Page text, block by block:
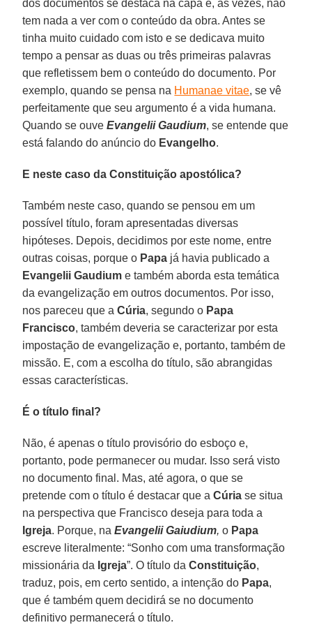
dos documentos se destaca na capa e, às vezes, não
tem nada a ver com o conteúdo da obra. Antes se
tinha muito cuidado com isto e se dedicava muito
tempo a pensar as duas ou três primeiras palavras
que refletissem bem o conteúdo do documento. Por
exemplo, quando se pensa na Humanae vitae, se vê
perfeitamente que seu argumento é a vida humana.
Quando se ouveEvangelii Gaudium, se entende que
está falando do anúncio do Evangelho.
E neste caso da Constituição apostólica?
Também neste caso, quando se pensou em um
possível título, foram apresentadas diversas
hipóteses. Depois, decidimos por este nome, entre
outras coisas, porque o Papa já havia publicado a
Evangelii Gaudium e também aborda esta temática
da evangelização em outros documentos. Por isso,
nos pareceu que aCúria, segundo o Papa
Francisco, também deveria se caracterizar por esta
impostação de evangelização e, portanto, também de
missão. E, com a escolha do título, são abrangidas
essas características.
É o título final?
Não, é apenas o título provisório do esboço e,
portanto, pode permanecer ou mudar. Isso será visto
no documento final. Mas, até agora, o que se
pretende com o título é destacar que aCúria se situa
na perspectiva que Francisco deseja para toda a
Igreja. Porque, naEvangelii Gaiudium, o Papa
escreve literalmente: “Sonho com uma transformação
missionária da Igreja”. O título daConstituição,
traduz, pois, em certo sentido, a intenção do Papa,
que é também quem decidirá se no documento
definitivo permanecerá o título.